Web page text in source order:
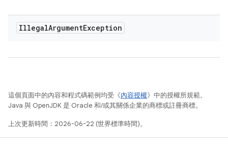
IllegalArgumentException
這個頁面中的內容和程式碼範例均受《內容授權》中的授權所規範。
Java 與 OpenJDK 是 Oracle 和/或其關係企業的商標或註冊商標。
上次更新時間：2026-06-22 (世界標準時間)。